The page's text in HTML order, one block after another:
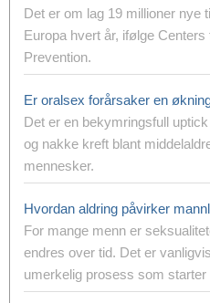
Det er om lag 19 millioner nye
Europa hvert år, ifølge
Prevention.
Er oralsex forårsaker en
Det er en bekymringsfull
og nakke kreft blant
mennesker.
Hvordan aldring påvirker
For mange menn er
endres over tid. Det er
umerkelig prosess som starter